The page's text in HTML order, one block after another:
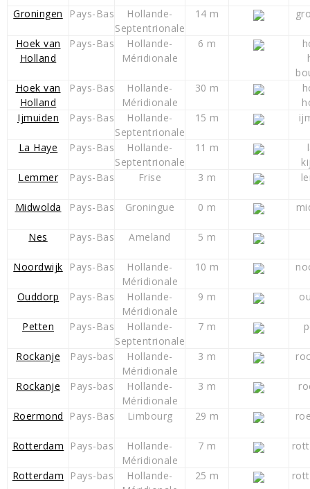
Groningen Pays-Bas
Hollande-
Septentrionale
14 m
Hoek van
Holland
Pays-Bas
Hollande-
Méridionale
6 m
Hoek van
Holland
Pays-Bas
Hollande-
Méridionale
30 m
Ijmuiden
Pays-Bas
Hollande-
Septentrionale
15 m
La Haye Pays-Bas
Hollande-
Septentrionale
11 m
Lemmer
Pays-Bas Frise 3 m
Midwolda Pays-Bas Groningue 0 m
Nes Pays-Bas Ameland 5 m
Noordwijk Pays-Bas
Hollande-
Méridionale
10 m
Ouddorp Pays-Bas
Hollande-
Méridionale
9 m
Petten Pays-Bas
Hollande-
Septentrionale
7 m
Rockanje Pays-bas
Hollande-
Méridionale
3 m
Rockanje Pays-bas
Hollande-
Méridionale
3 m
Roermond Pays-Bas Limbourg 29 m
Rotterdam Pays-bas
Hollande-
Méridionale
7 m
Rotterdam Pays-bas
Hollande-
25 m